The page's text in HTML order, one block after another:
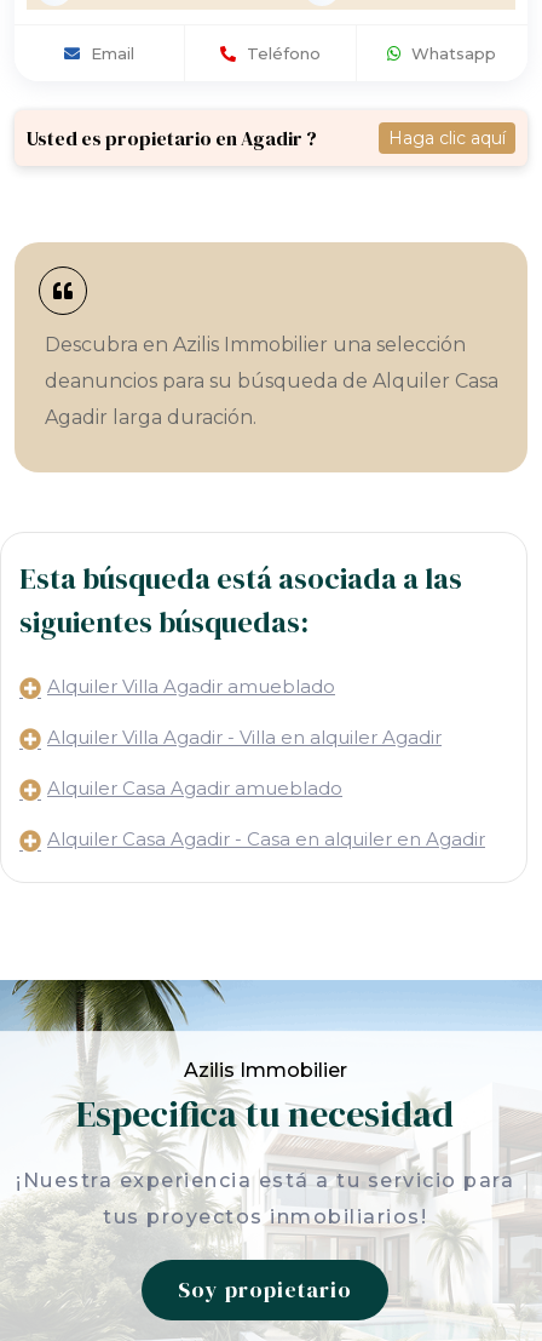
Email Teléfono Whatsapp
Usted es propietario en Agadir ? Haga clic aquí
Descubra en Azilis Immobilier una selección
deanuncios para su búsqueda de Alquiler Casa
Agadir larga duración.
Esta búsqueda está asociada a las
siguientes búsquedas:
Alquiler Villa Agadir amueblado
Alquiler Villa Agadir - Villa en alquiler Agadir
Alquiler Casa Agadir amueblado
Alquiler Casa Agadir - Casa en alquiler en Agadir
Azilis Immobilier
Especifica tu necesidad
¡Nuestra experiencia está a tu servicio para
tus proyectos inmobiliarios!
Soy propietario